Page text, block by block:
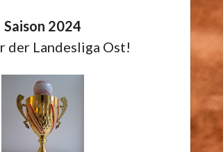
Saison 2024
der Landesliga Ost!